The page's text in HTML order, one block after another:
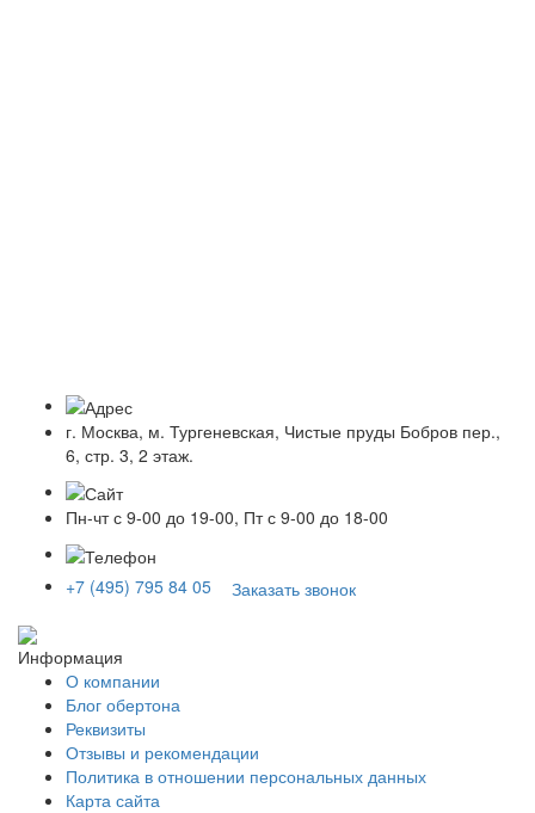
г. Москва, м. Тургеневская, Чистые пруды Бобров пер.,
6, стр. 3, 2 этаж.
Пн-чт с 9-00 до 19-00, Пт с 9-00 до 18-00
+7 (495) 795 84 05 Заказать звонок
Информация
О компании
Блог обертона
Реквизиты
Отзывы и рекомендации
Политика в отношении персональных данных
Карта сайта